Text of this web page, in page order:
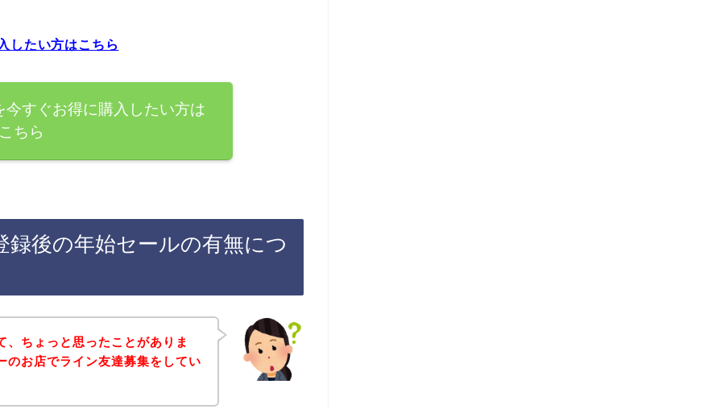
したい方はこちら
すぐお得に購入したい方は
こちら
後の年始セールの有無につ
、ちょっと思ったことがありま
のお店でライン友達募集をしてい